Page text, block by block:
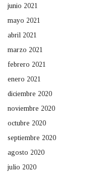
junio 2021
mayo 2021
abril 2021
marzo 2021
febrero 2021
enero 2021
diciembre 2020
noviembre 2020
octubre 2020
septiembre 2020
agosto 2020
julio 2020